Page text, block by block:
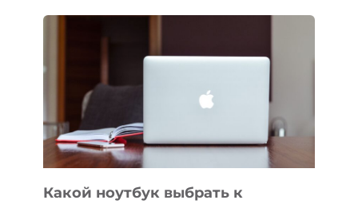
ПОМОГАЮТ
СОЗДАВАТЬ
БЕЗ
СЛОЖНОГО
КОДА
Какой ноутбук выбрать к